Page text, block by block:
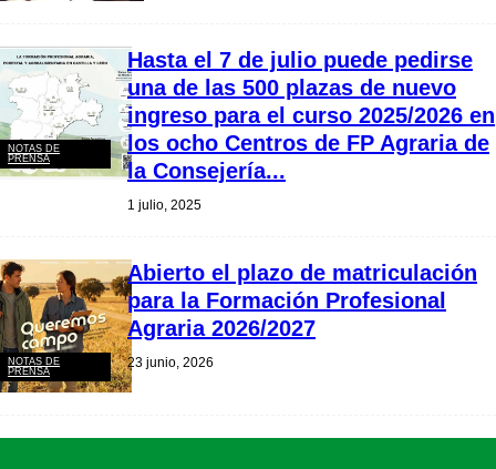
NOTAS DE
PRENSA
Hasta el 7 de julio puede pedirse
una de las 500 plazas de nuevo
ingreso para el curso 2025/2026 en
los ocho Centros de FP Agraria de
la Consejería...
1 julio, 2025
NOTAS DE
PRENSA
Abierto el plazo de matriculación
para la Formación Profesional
Agraria 2026/2027
23 junio, 2026